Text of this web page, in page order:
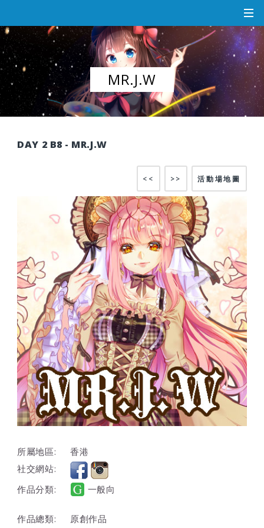
MR.J.W
DAY 2 B8 - MR.J.W
活動場地圖
>>
<<
所屬地區:
香港
社交網站:
作品分類:
一般向
作品總類: 原創作品